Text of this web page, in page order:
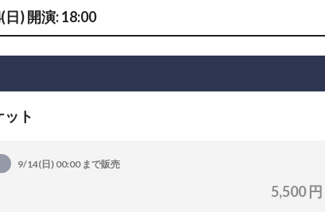
) 開演: 18:00
ト
9/14(日) 00:00 まで販売
5,500 円